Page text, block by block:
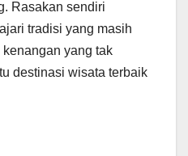
Rasakan sendiri
tradisi yang masih
yang tak
destinasi wisata terbaik